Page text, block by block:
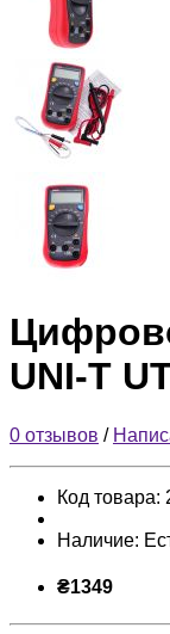
UNI-T
0 отзывов /
Код товара:
Наличие:
₴1349